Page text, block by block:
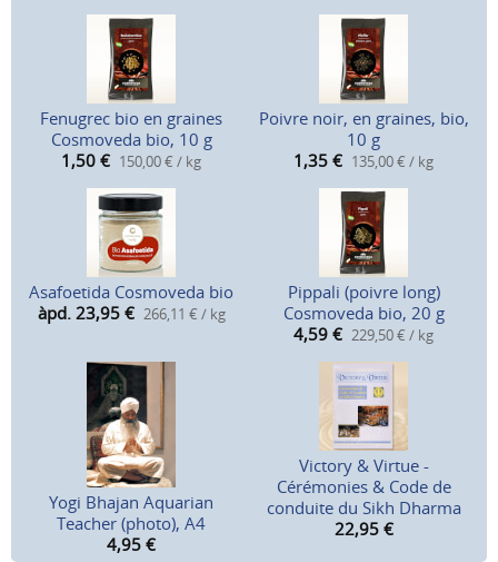
Fenugrec bio en graines
Cosmoveda bio, 10 g
1,50 € 150,00 € / kg
Poivre noir, en graines, bio,
10 g
1,35 € 135,00 € / kg
Asafoetida Cosmoveda bio
àpd. 23,95 € 266,11 € / kg
Pippali (poivre long)
Cosmoveda bio, 20 g
4,59 € 229,50 € / kg
Yogi Bhajan Aquarian
Teacher (photo), A4
4,95 €
Victory & Virtue -
Cérémonies & Code de
conduite du Sikh Dharma
22,95 €